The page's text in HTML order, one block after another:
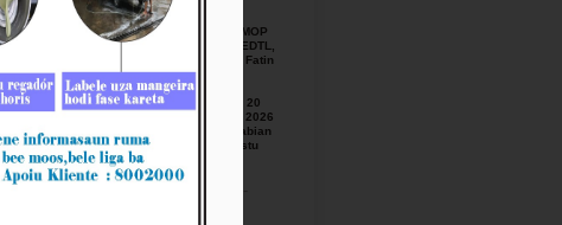
2026
BTL, E.P ho MOP
hamutuk ho EDTL,
E.P,Observa Fatin
preparasaun
beemos ba
Selebrasaun 20
Agostu tinan 2026
iha foho Matabian
Hun area Postu
August-03-